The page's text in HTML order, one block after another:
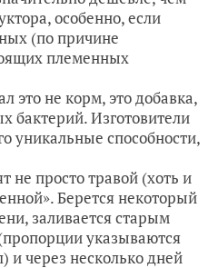
особенно, если
(по причине
племенных
это не корм, это добавка,
бактерий. Изготовители
уникальные способности,
не просто травой (хоть и
Берется некоторый
заливается старым
указываются
и через несколько дней